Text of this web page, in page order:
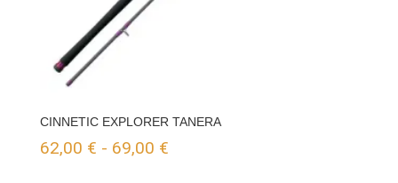
CINNETIC EXPLORER TANERA
62,00 € - 69,00 €Rango